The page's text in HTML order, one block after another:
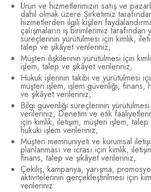
Ürün ve hizmetlerimizin satış ve
dahil olmak üzere Şirketimiz
hizmetlerden ilgili kişileri
çalışmaların iş birimlerimiz tarafından
süreçlerinin yürütülmesi için kimlik,
talep ve şikâyet verileriniz,
Müşteri ilişkilerinin yürütülmesi için
işlem, talep ve şikâyet verileriniz,
Hukuk işlerinin takibi ve yürütülmesi
müşteri işlem, işlem güvenliği, finans,
ve şikâyet verileriniz,
Bilgi güvenliği süreçlerinin
verileriniz, Denetim ve etik
için kimlik, iletişim, müşteri işlem,
hukuki işlem verileriniz,
Müşteri memnuniyeti ve kurumsal
planlanması ve icrası için kimlik,
finans, talep ve şikâyet verileriniz,
Çekiliş, kampanya, yarışma,
aktivitelerinin gerçekleştirilmesi için
verileriniz.